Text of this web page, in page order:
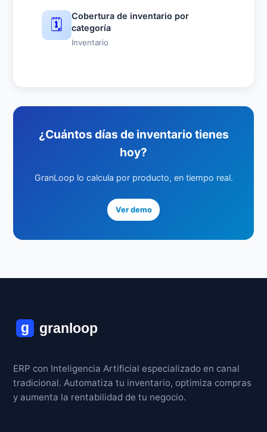
🗓️
Cobertura de inventario por
categoría
Inventario
¿Cuántos días de inventario tienes
hoy?
GranLoop lo calcula por producto, en tiempo real.
Ver demo
ERP con Inteligencia Artificial especializado en canal
tradicional. Automatiza tu inventario, optimiza compras
y aumenta la rentabilidad de tu negocio.